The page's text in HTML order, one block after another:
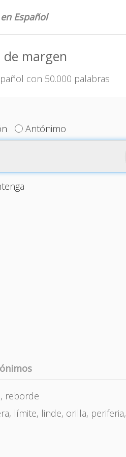
Español
de margen
con 50.000 palabras
Antónimo
reborde
límite, linde, orilla, periferia,